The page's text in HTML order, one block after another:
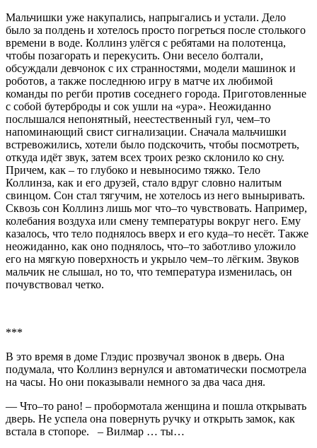
Мальчишки уже накупались, напрыгались и устали. Дело
было за полдень и хотелось просто погреться после столького
времени в воде. Коллинз улёгся с ребятами на полотенца,
чтобы позагорать и перекусить. Они весело болтали,
обсуждали девчонок с их странностями, модели машинок и
роботов, а также последнюю игру в матче их любимой
команды по регби против соседнего города. Приготовленные
с собой бутерброды и сок ушли на «ура». Неожиданно
послышался непонятный, неестественный гул, чем–то
напоминающий свист сигнализации. Сначала мальчишки
встревожились, хотели было подскочить, чтобы посмотреть,
откуда идёт звук, затем всех троих резко склонило ко сну.
Причем, как – то глубоко и невыносимо тяжко. Тело
Коллинза, как и его друзей, стало вдруг словно налитым
свинцом. Сон стал тягучим, не хотелось из него выныривать.
Сквозь сон Коллинз лишь мог что–то чувствовать. Например,
колебания воздуха или смену температуры вокруг него. Ему
казалось, что тело поднялось вверх и его куда–то несёт. Также
неожиданно, как оно поднялось, что–то заботливо уложило
его на мягкую поверхность и укрыло чем–то лёгким. Звуков
мальчик не слышал, но то, что температура изменилась, он
почувствовал четко.
***
В это время в доме Глэдис прозвучал звонок в дверь. Она
подумала, что Коллинз вернулся и автоматически посмотрела
на часы. Но они показывали немного за два часа дня.
— Что–то рано! – пробормотала женщина и пошла открывать
дверь. Не успела она повернуть ручку и открыть замок, как
встала в стопоре. – Вилмар … ты…